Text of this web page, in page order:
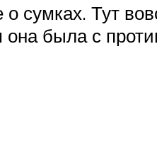
сумках. Тут
она была с